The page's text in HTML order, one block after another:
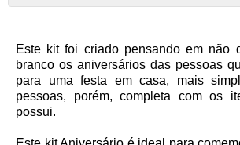
Este kit foi criado pensando em não
branco os aniversários das pessoas
para uma festa em casa, mais
pessoas, porém, completa com os
possui.